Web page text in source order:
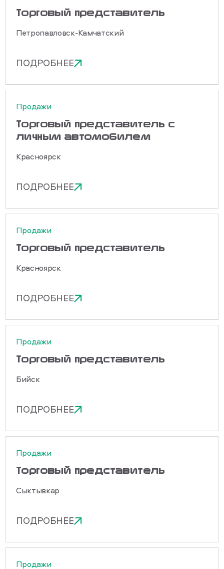
Торговый представитель
Петропавловск-Камчатский
ПОДРОБНЕЕ
Продажи
Торговый представитель с
личным автомобилем
Красноярск
ПОДРОБНЕЕ
Продажи
Торговый представитель
Красноярск
ПОДРОБНЕЕ
Продажи
Торговый представитель
Бийск
ПОДРОБНЕЕ
Продажи
Торговый представитель
Сыктывкар
ПОДРОБНЕЕ
Продажи